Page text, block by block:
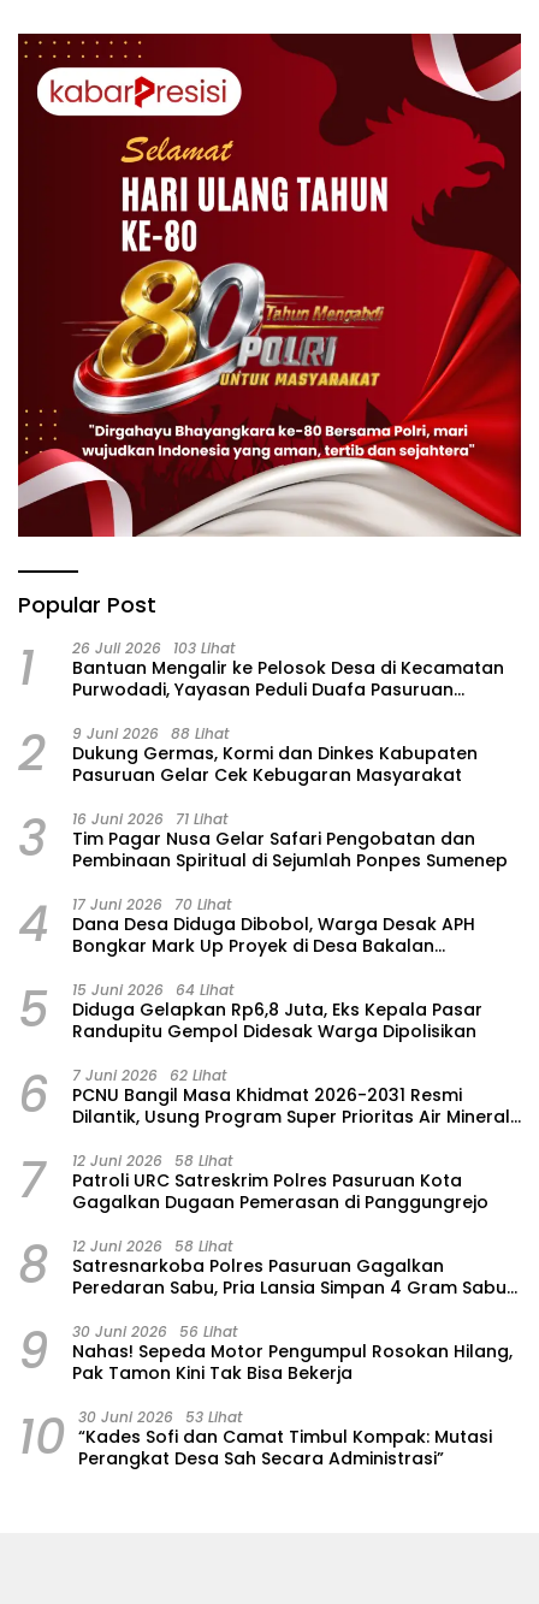
Popular Post
1 26 Juli 2026 103 Lihat
‎Bantuan Mengalir ke Pelosok Desa di Kecamatan
Purwodadi, Yayasan Peduli Duafa Pasuruan
2 9 Juni 2026 88 Lihat
Dukung Germas, Kormi dan Dinkes Kabupaten
Pasuruan Gelar Cek Kebugaran Masyarakat
3 16 Juni 2026 71 Lihat
Tim Pagar Nusa Gelar Safari Pengobatan dan
Pembinaan Spiritual di Sejumlah Ponpes Sumenep
4 17 Juni 2026 70 Lihat
Dana Desa Diduga Dibobol, Warga Desak APH
Bongkar Mark Up Proyek di Desa Bakalan
5 15 Juni 2026 64 Lihat
‎Diduga Gelapkan Rp6,8 Juta, Eks Kepala Pasar
Randupitu Gempol Didesak Warga Dipolisikan
6 7 Juni 2026 62 Lihat
‎PCNU Bangil Masa Khidmat 2026-2031 Resmi
Dilantik, Usung Program Super Prioritas Air Mineral
7 12 Juni 2026 58 Lihat
Patroli URC Satreskrim Polres Pasuruan Kota
Gagalkan Dugaan Pemerasan di Panggungrejo
8 12 Juni 2026 58 Lihat
Satresnarkoba Polres Pasuruan Gagalkan
Peredaran Sabu, Pria Lansia Simpan 4 Gram Sabu
9 30 Juni 2026 56 Lihat
‎Nahas! Sepeda Motor Pengumpul Rosokan Hilang,
Pak Tamon Kini Tak Bisa Bekerja
10 30 Juni 2026 53 Lihat
“Kades Sofi dan Camat Timbul Kompak: Mutasi
Perangkat Desa Sah Secara Administrasi”